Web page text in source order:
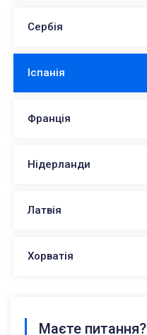
Сербія
Іспанія
Франція
Нідерланди
Латвія
Хорватія
Маєте питання?